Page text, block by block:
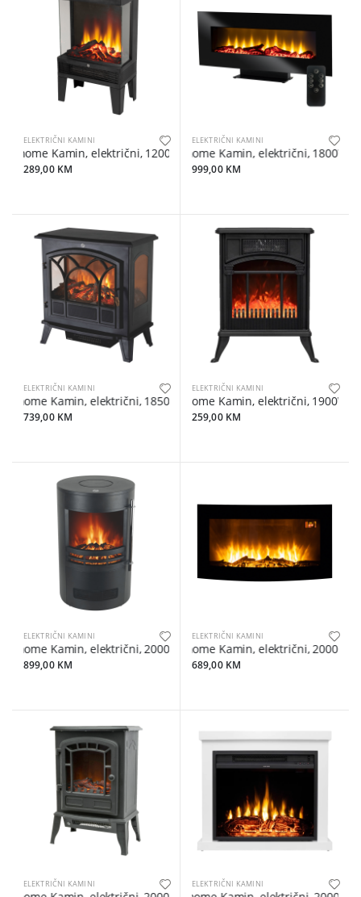
ELEKTRIČNI KAMINI
home Kamin, električni, 1200W, LED svjetlo, ventilator - FKK 07
289,00 KM
ELEKTRIČNI KAMINI
home Kamin, električni, 1800W,
999,00 KM
ELEKTRIČNI KAMINI
home Kamin, električni, 1850 W - FKK 04
739,00 KM
ELEKTRIČNI KAMINI
home Kamin, električni, 1900W -
259,00 KM
ELEKTRIČNI KAMINI
home Kamin, električni, 2000 W - FKK 14
899,00 KM
ELEKTRIČNI KAMINI
home Kamin, električni, 2000 W -
689,00 KM
ELEKTRIČNI KAMINI ELEKTRIČNI KAMINI